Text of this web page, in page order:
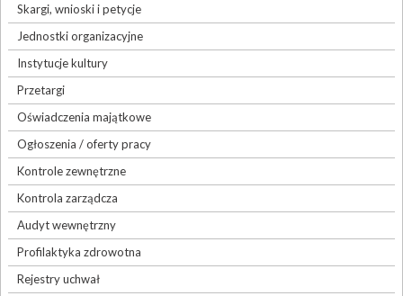
Skargi, wnioski i petycje
Jednostki organizacyjne
Instytucje kultury
Przetargi
Oświadczenia majątkowe
Ogłoszenia / oferty pracy
Kontrole zewnętrzne
Kontrola zarządcza
Audyt wewnętrzny
Profilaktyka zdrowotna
Rejestry uchwał